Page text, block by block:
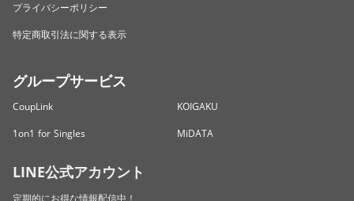
プライバシーポリシー
特定商取引法に関する表示
グループサービス
CoupLink
KOIGAKU
1on1 for Singles
MiDATA
LINE公式アカウント
定期的にお得な情報配信中！